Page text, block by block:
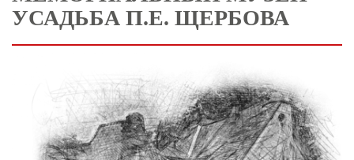
УСАДЬБА П.Е. ЩЕРБОВА